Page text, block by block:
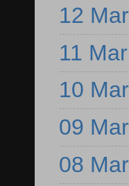
12 Mar
11 Mar
10 Mar
09 Mar
08 Mar